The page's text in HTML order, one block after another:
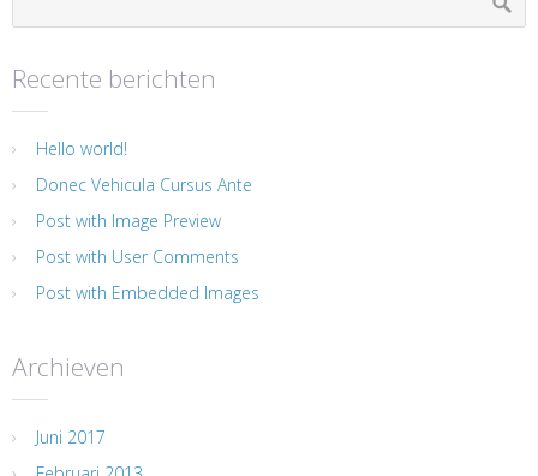
Recente berichten
Hello world!
Donec Vehicula Cursus Ante
Post with Image Preview
Post with User Comments
Post with Embedded Images
Archieven
Juni 2017